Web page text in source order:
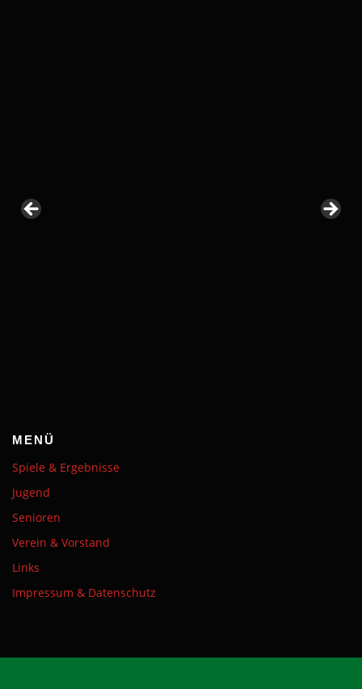
MENÜ
Spiele & Ergebnisse
Jugend
Senioren
Verein & Vorstand
Links
Impressum & Datenschutz